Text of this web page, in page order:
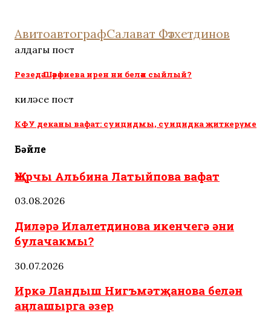
АвитоавтографСалават Фәтхетдинов
алдагы пост
Резедә Шәрәфиева ирен ни белән сыйлый?
киләсе пост
КФУ деканы вафат: суицидмы, суицидка җиткерүме
Бәйле
Җырчы Альбина Латыйпова вафат
03.08.2026
Диләрә Илалетдинова икенчегә әни
булачакмы?
30.07.2026
Иркә Ландыш Нигъмәтҗанова белән
аңлашырга әзер